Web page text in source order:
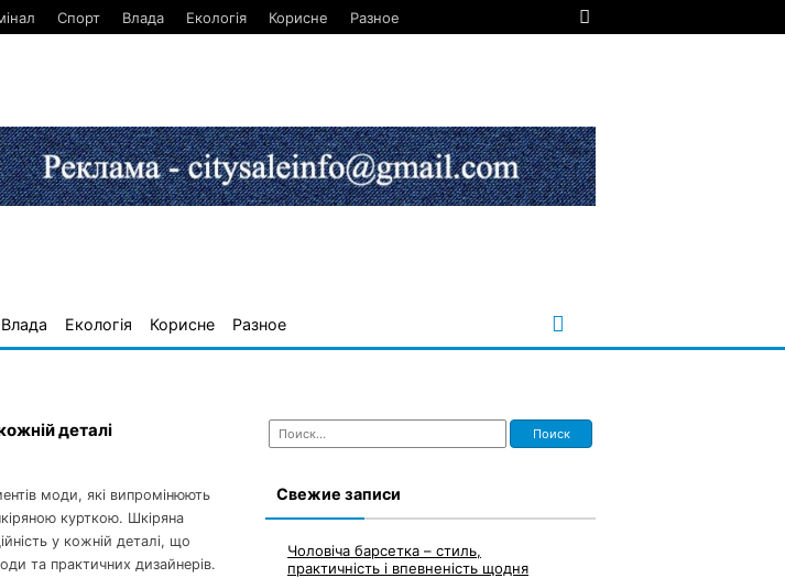
Спорт Влада Екологія Корисне Разное
Влада Екологія Корисне Разное
деталі
моди, які випромінюють
курткою. Шкіряна
у кожній деталі, що
та практичних дизайнерів.
Найти:
Свежие записи
Чоловіча барсетка – стиль,
практичність і впевненість щодня